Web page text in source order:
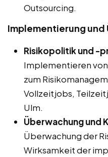
Outsourcing.
Implementierung und
Risikopolitik und -
Implementieren
zum
Vollzeitjobs,
Ulm.
Überwachung und
Überwachung der
Wirksamkeit der